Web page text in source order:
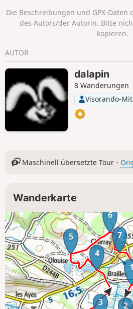
Die Beschreibungen und GPX-Daten
des Autors/der Autorin. Bitte
kopieren.
AUTOR
dalapin
8 Wanderungen
Visorando-
Maschinell übersetzte Tour -
Wanderkarte
1
2
3
4
5
6
7